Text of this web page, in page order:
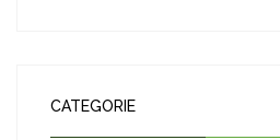
CATEGORIE